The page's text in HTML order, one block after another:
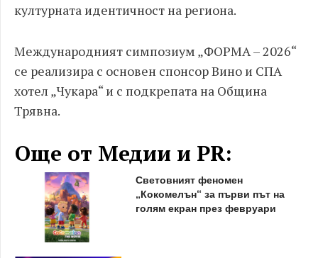
културната идентичност на региона.
Международният симпозиум „ФОРМА – 2026“
се реализира с основен спонсор Вино и СПА
хотел „Чукара“ и с подкрепата на Община
Трявна.
Още от Медии и PR:
Световният феномен
„Кокомелън“ за първи път на
голям екран през февруари